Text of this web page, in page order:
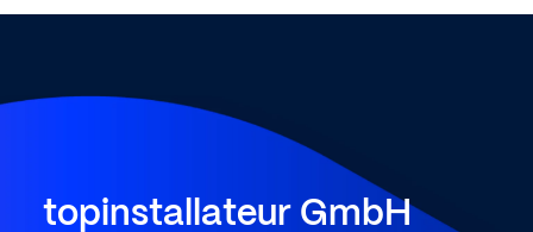
topinstallateur GmbH